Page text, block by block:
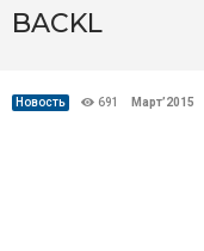
BACKL
Новость 691 Март’2015